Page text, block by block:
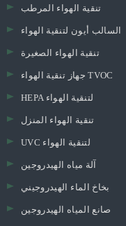
تنقية الهواء المرطب
السالب أيون لتنقية الهواء
تنقية الهواء الصغيرة
جهاز تنقية الهواء TVOC
HEPA لتنقية الهواء
تنقية الهواء المنزل
UVC لتنقية الهواء
آلة مياه الهيدروجين
بخاخ الماء الهيدروجيني
صانع المياه الهيدروجين